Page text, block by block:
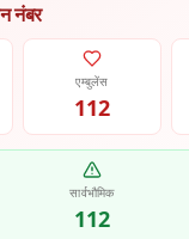
नंबर
एम्बुलेंस
112
सार्वभौमिक
112